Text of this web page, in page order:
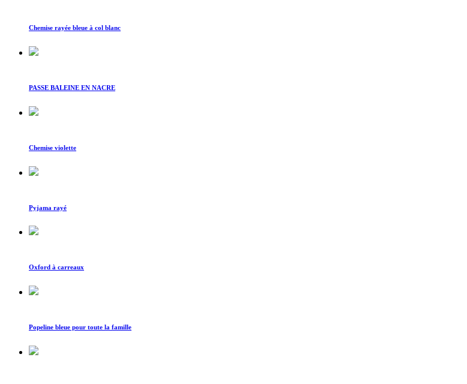
Chemise rayée bleue à col blanc
PASSE BALEINE EN NACRE
Chemise violette
Pyjama rayé
Oxford à carreaux
Popeline bleue pour toute la famille